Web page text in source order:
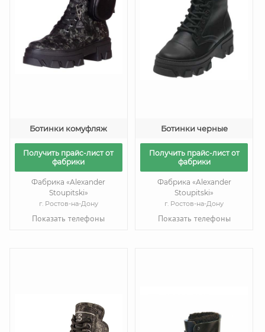
Ботинки комуфляж
Получить прайс-лист от
фабрики
Фабрика «Alexander
Stoupitski»
г. Ростов-на-Дону
Показать телефоны
Ботинки черные
Получить прайс-лист от
фабрики
Фабрика «Alexander
Stoupitski»
г. Ростов-на-Дону
Показать телефоны